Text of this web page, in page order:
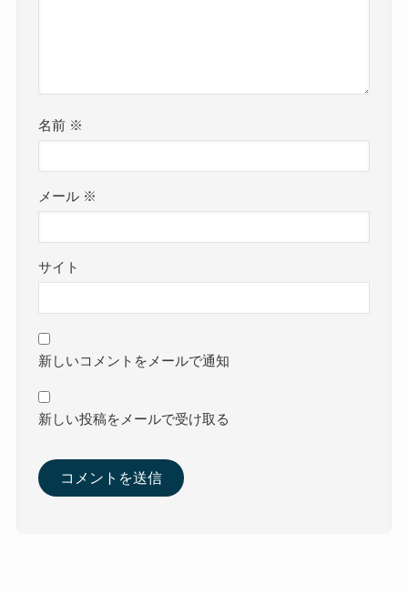
名前 ※
メール ※
サイト
新しいコメントをメールで通知
新しい投稿をメールで受け取る